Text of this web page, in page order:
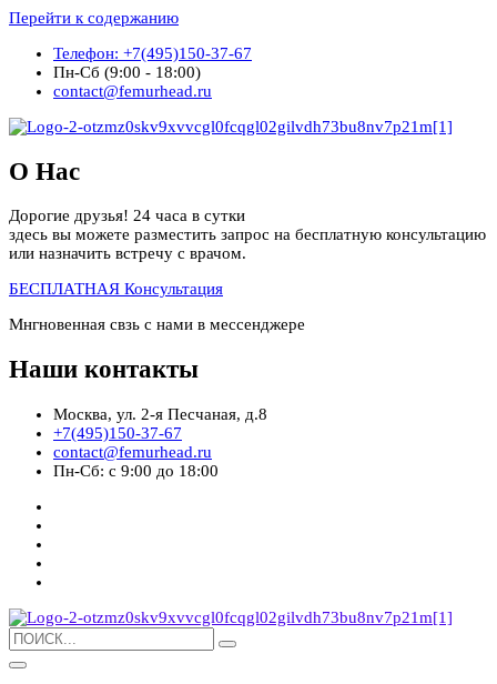
Перейти к содержанию
Телефон: +7(495)150-37-67
Пн-Сб (9:00 - 18:00)
contact@femurhead.ru
О Нас
Дорогие друзья! 24 часа в сутки
здесь вы можете разместить запрос на бесплатную консультацию
или назначить встречу с врачом.
БЕСПЛАТНАЯ Консультация
Мнгновенная свзь с нами в мессенджере
Наши контакты
Москва, ул. 2-я Песчаная, д.8
+7(495)150-37-67
contact@femurhead.ru
Пн-Сб: с 9:00 до 18:00